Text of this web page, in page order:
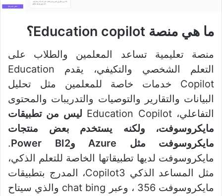
ما هي منصة Education copilot؟
منصة تعليمية تساعد المعلمين والطلاب على
التعلم الشخصي والتكيفي، يقدم Education
Copilot خدمات خاصة للمعلمين مثل تحليل
البيانات والتقارير والتوصيات والتدريبات والمحتوى
التفاعلي، Education Copilot
ليس من تطبيقات
مايكروسوفت، ولكنه يستخدم بعض منتجات
مايكروسوفت مثل Azure وPower BI2
.
مايكروسوفت لديها تطبيقاتها الخاصة للتعلم الذكي،
مثل المساعد الذكي Copilot3، المدرج بتطبيقات
مايكروسوفت 356 ، وعبر chat bing والذي سيتاح